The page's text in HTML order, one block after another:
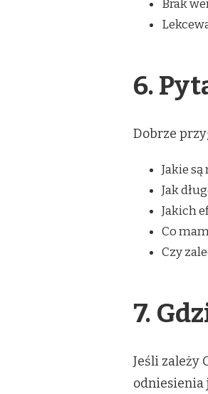
Brak
6.
Dobrze
Jakie
Jak
Jakich
Co
Czy
7.
Jeśli zależy
odniesienia